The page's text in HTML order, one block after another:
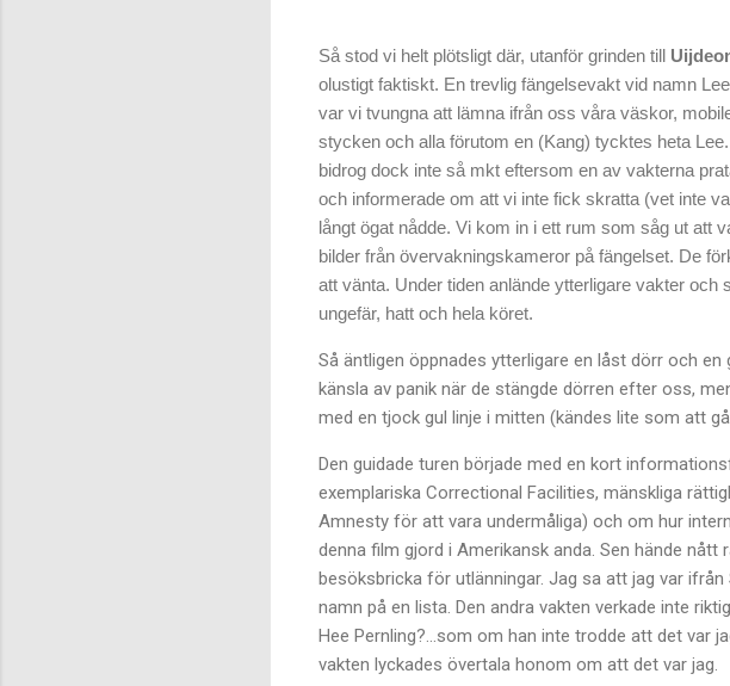
Så stod vi helt plötsligt där, utanför grinden till
olustigt faktiskt. En trevlig fängelsevakt vid namn
var vi tvungna att lämna ifrån oss våra väskor,
stycken och alla förutom en (Kang) tycktes heta
bidrog dock inte så mkt eftersom en av vakterna
och informerade om att vi inte fick skratta (vet inte
långt ögat nådde. Vi kom in i ett rum som såg ut att
bilder från övervakningskameror på fängelset. De
att vänta. Under tiden anlände ytterligare vakter
ungefär, hatt och hela köret.
Så äntligen öppnades ytterligare en låst dörr och
känsla av panik när de stängde dörren efter oss,
med en tjock gul linje i mitten (kändes lite som att
Den guidade turen började med en kort
exemplariska Correctional Facilities, mänskliga
Amnesty för att vara undermåliga) och om hur
denna film gjord i Amerikansk anda. Sen hände
besöksbricka för utlänningar. Jag sa att jag var
namn på en lista. Den andra vakten verkade inte
Hee Pernling?…som om han inte trodde att det var
vakten lyckades övertala honom om att det var jag.